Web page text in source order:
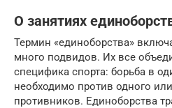
О занятиях
Термин «единоборства»
много подвидов. Их все
специфика спорта: борьба в
необходимо против одного
противников. Единоборства